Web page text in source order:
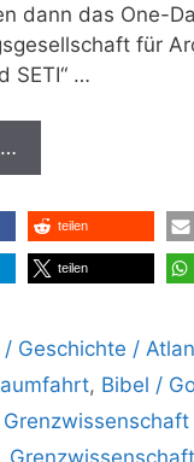
dann das One-
für
SETI“ …
teilen
teilen
Geschichte /
, Bibel /